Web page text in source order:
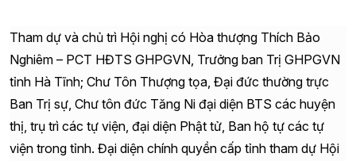
Tham dự và chủ trì Hội nghị có Hòa thượng Thích Bảo
Nghiêm – PCT HĐTS GHPGVN, Trưởng ban Trị GHPGVN
tỉnh Hà Tĩnh; Chư Tôn Thượng tọa, Đại đức thường trực
Ban Trị sự, Chư tôn đức Tăng Ni đại diện BTS các huyện
thị, trụ trì các tự viện, đại diện Phật tử, Ban hộ tự các tự
viện trong tỉnh. Đại diện chính quyền cấp tỉnh tham dự Hội